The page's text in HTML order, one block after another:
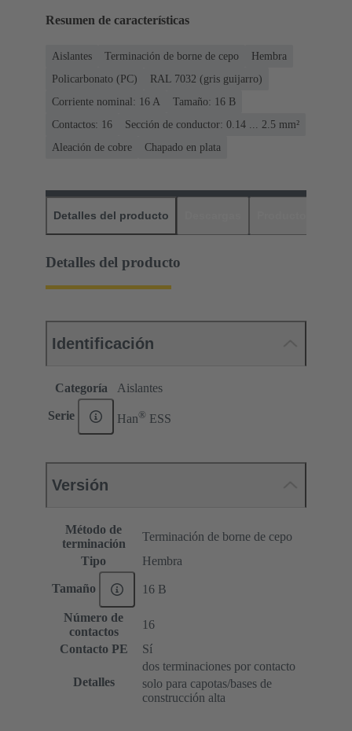
Resumen de características
Aislantes Terminación de borne de cepo
Hembra
Policarbonato (PC)
RAL 7032 (gris guijarro)
Corriente nominal: ‌16 A
Tamaño: 16 B
Contactos: 16
Sección de conductor: 0.14 ... 2.5 mm²
Aleación de cobre
Chapado en plata
Detalles del producto
Detalles del producto
Identificación
Categoría Aislantes
Serie Han® ESS
Versión
Método de
terminación
Terminación de borne de cepo
Tipo
Hembra
Tamaño 16 B
Número de
contactos
16
Contacto PE
Sí
Detalles
dos terminaciones por contacto
solo para capotas/bases de
construcción alta